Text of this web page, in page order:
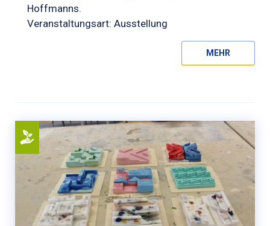
Hoffmanns.
Veranstaltungsart: Ausstellung
MEHR